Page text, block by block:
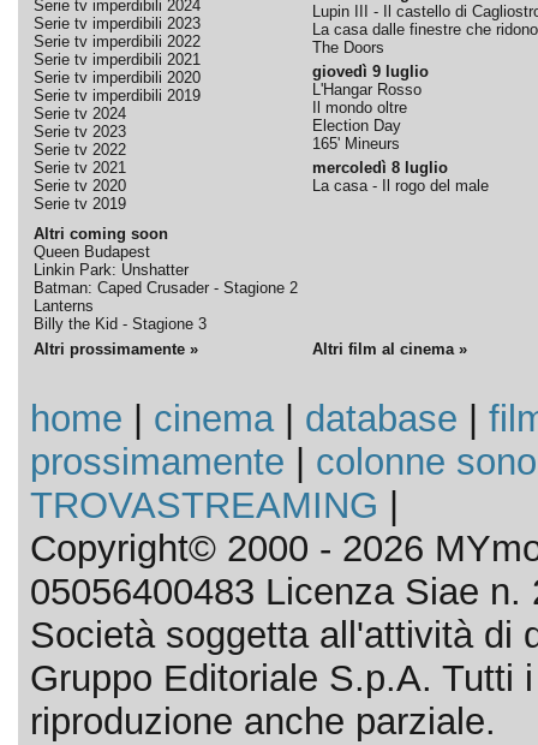
Serie tv imperdibili 2024
Serie tv imperdibili 2023
Serie tv imperdibili 2022
Serie tv imperdibili 2021
Serie tv imperdibili 2020
Serie tv imperdibili 2019
Serie tv 2024
Serie tv 2023
Serie tv 2022
Serie tv 2021
Serie tv 2020
Serie tv 2019
Altri coming soon
Queen Budapest
Linkin Park: Unshatter
Batman: Caped Crusader - Stagione 2
Lanterns
Billy the Kid - Stagione 3
Lupin III - Il castello di
La casa dalle finestre che ridono
The Doors
giovedì 9 luglio
L'Hangar Rosso
Il mondo oltre
Election Day
165' Mineurs
mercoledì 8 luglio
La casa - Il rogo del male
Altri prossimamente » Altri film al cinema »
home cinema| database
prossimamente
colonne
TROVASTREAMING
Copyright© 2000 - 2026
05056400483 Licenza Siae n.
Società soggetta all'attività di
Gruppo Editoriale S.p.A. Tutti
riproduzione anche parziale.